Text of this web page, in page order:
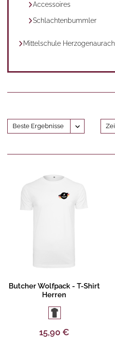
Accessoires
Schlachtenbummler
Mittelschule Herzogenaurach
Produktbeschreibung
Butcher Wolfpack - T-Shirt
Herren
15,90 €